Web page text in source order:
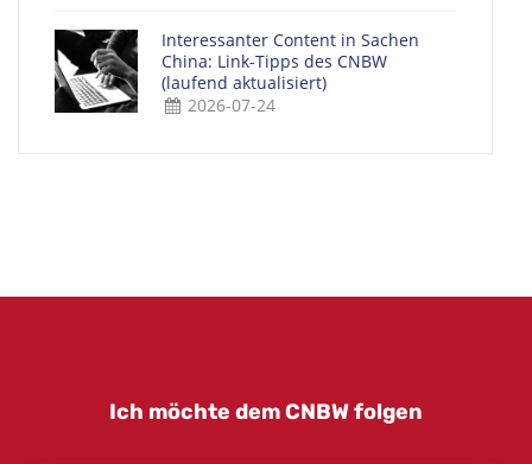
Interessanter Content in Sachen
China: Link-Tipps des CNBW
(laufend aktualisiert)
2026-07-24
Ich möchte dem CNBW folgen